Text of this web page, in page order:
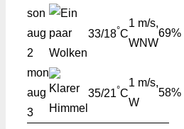
son
aug
2
33/18°C
1 m/s,
WNW
69%
mon
aug
3
35/21°C
1 m/s,
W
58%